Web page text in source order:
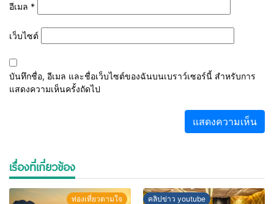
อีเมล *
เว็บไซต์
บันทึกชื่อ, อีเมล และชื่อเว็บไซต์ของฉันบนเบราว์เซอร์นี้ สำหรับการ
แสดงความเห็นครั้งถัดไป
เรื่องที่เกี่ยวข้อง
ท่องเที่ยวตามใจ
คลิปข่าว youtube